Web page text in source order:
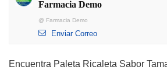
Farmacia Demo
@ Farmacia Demo
Enviar Correo
Encuentra Paleta Ricaleta Sabor